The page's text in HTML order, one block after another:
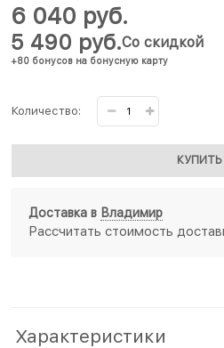
5 490 руб.
+80 бонусов на бонусную карту
Со скидкой
6 040 руб.
Количество:
КУПИТЬ
Доставка в Владимир
Рассчитать стоимость
Характеристики